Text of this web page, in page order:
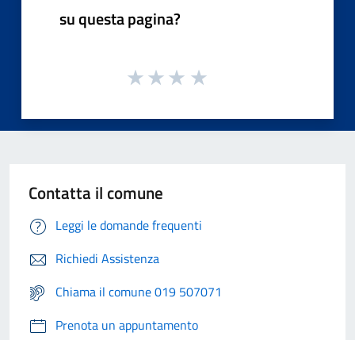
su questa pagina?
Contatta il comune
Leggi le domande frequenti
Richiedi Assistenza
Chiama il comune 019 507071
Prenota un appuntamento